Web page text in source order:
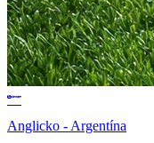
Anglicko - Argentína